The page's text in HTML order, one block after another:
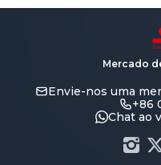
Mercado
Envie-nos uma
+86
Chat ao